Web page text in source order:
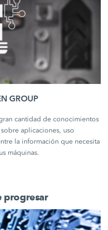
GROUP
cantidad de conocimientos
aplicaciones, uso
la información que necesita
máquinas.
progresar